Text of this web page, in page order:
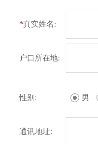
*真实姓名:
户口所在地:
性别: 男
通讯地址: